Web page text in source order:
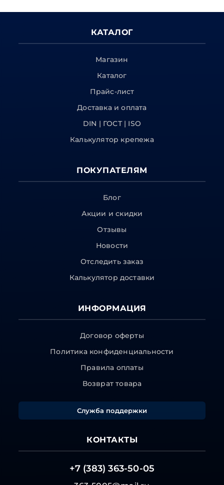
КАТАЛОГ
Магазин
Каталог
Прайс-лист
Доставка и оплата
DIN | ГОСТ | ISO
Калькулятор крепежа
ПОКУПАТЕЛЯМ
Блог
Акции и скидки
Отзывы
Новости
Отследить заказ
Калькулятор доставки
ИНФОРМАЦИЯ
Договор оферты
Политика конфиденциальности
Правила оплаты
Возврат товара
Служба поддержки
КОНТАКТЫ
+7 (383) 363-50-05